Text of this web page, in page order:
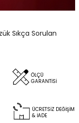
Sıkça Sorulan
ÖLÇÜ
GARANTİSİ
ÜCRETSİZ DEĞİŞİM
& İADE